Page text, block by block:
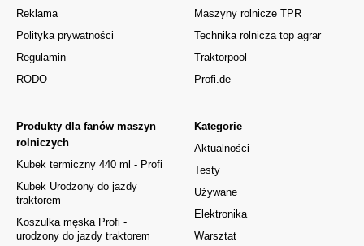
Reklama
Polityka prywatności
Regulamin
RODO
Kategorie
Aktualności
Testy
Używane
Elektronika
Warsztat
Produkty dla fanów maszyn
rolniczych
Kubek termiczny 440 ml - Profi
Kubek Urodzony do jazdy
traktorem
Koszulka męska Profi -
urodzony do jazdy traktorem
Maszyny rolnicze TPR
Technika rolnicza top agrar
Traktorpool
Profi.de